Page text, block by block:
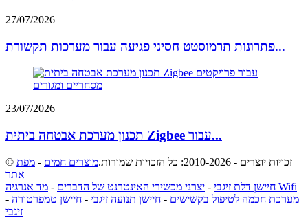
27/07/2026
פתרונות תרמוסטט חסיני פגיעה עבור מערכות תקשורת...
23/07/2026
תכנון מערכת אבטחה ביתית Zigbee עבור...
© זכויות יוצרים - 2010-2026: כל הזכויות שמורות. מוצרים חמים - מפת
אתר
חיישן דלת זיגבי - יצרני מכשירי האינטרנט של הדברים -
מד אנרגיה Wifi
-
מערכת חכמה לטיפול בקשישים - חיישן תנועה זיגבי - חיישן טמפרטורה
זיגבי